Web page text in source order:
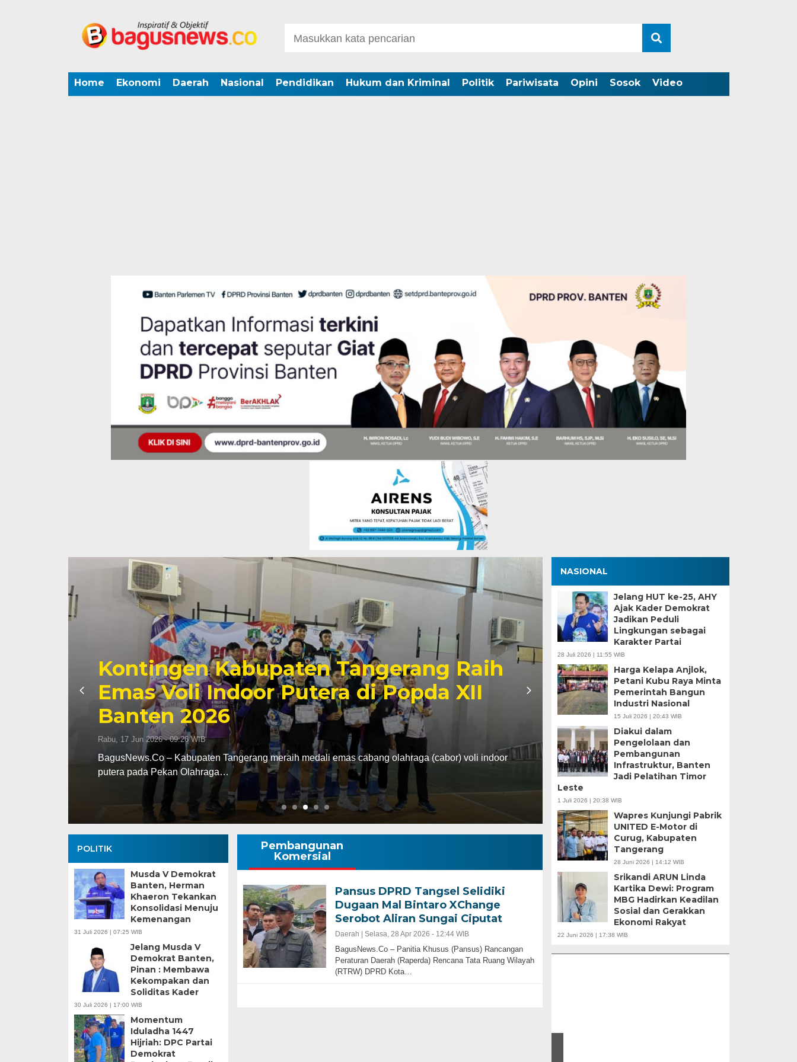
Home Ekonomi Daerah Nasional Pendidikan Hukum dan Kriminal Politik Pariwisata Opini Sosok Video
Kontingen Kabupaten Tangerang Raih
Emas Voli Indoor Putera di Popda XII
Banten 2026
Rabu, 17 Jun 2026 - 09:26 WIB
BagusNews.Co – Kabupaten Tangerang meraih medali emas cabang olahraga (cabor) voli indoor
putera pada Pekan Olahraga…
Zona Blank Spot,
Serang Lakukan
Senin, 15 Jun 2026 - 14:09 WIB
BagusNews.Co – Pelaksanaan Sistem Penerimaan
di Kota Serang menghadapi tantangan…
POLITIK
Musda V Demokrat
Banten, Herman
Khaeron Tekankan
Konsolidasi Menuju
Kemenangan
31 Juli 2026 | 07:25 WIB
Jelang Musda V
Demokrat Banten,
Pinan : Membawa
Kekompakan dan
Soliditas Kader
30 Juli 2026 | 17:00 WIB
Momentum
Iduladha 1447
Hijriah: DPC Partai
Demokrat
Pembangunan
Komersial
Pansus DPRD Tangsel Selidiki
Dugaan Mal Bintaro XChange
Serobot Aliran Sungai Ciputat
Daerah | Selasa, 28 Apr 2026 - 12:44 WIB
BagusNews.Co – Panitia Khusus (Pansus) Rancangan
Peraturan Daerah (Raperda) Rencana Tata Ruang Wilayah
(RTRW) DPRD Kota…
NASIONAL
Jelang HUT ke-25, AHY
Ajak Kader Demokrat
Jadikan Peduli
Lingkungan sebagai
Karakter Partai
28 Juli 2026 | 11:55 WIB
Harga Kelapa Anjlok,
Petani Kubu Raya Minta
Pemerintah Bangun
Industri Nasional
15 Juli 2026 | 20:43 WIB
Diakui dalam
Pengelolaan dan
Pembangunan
Infrastruktur, Banten
Jadi Pelatihan Timor
Leste
1 Juli 2026 | 20:38 WIB
Wapres Kunjungi Pabrik
UNITED E-Motor di
Curug, Kabupaten
Tangerang
28 Juni 2026 | 14:12 WIB
Srikandi ARUN Linda
Kartika Dewi: Program
MBG Hadirkan Keadilan
Sosial dan Gerakkan
Ekonomi Rakyat
22 Juni 2026 | 17:38 WIB
APBD Tahun 2025 Anggarkan Rp200 Miliar |